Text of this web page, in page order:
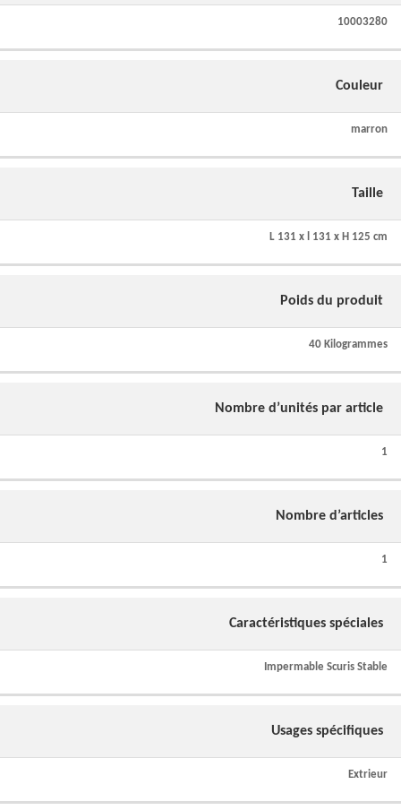
10003280
Couleur
marron
Taille
L 131 x l 131 x H 125 cm
Poids du produit
40 Kilogrammes
Nombre d’unités par article
1
Nombre d’articles
1
Caractéristiques spéciales
Impermable Scuris Stable
Usages spécifiques
Extrieur